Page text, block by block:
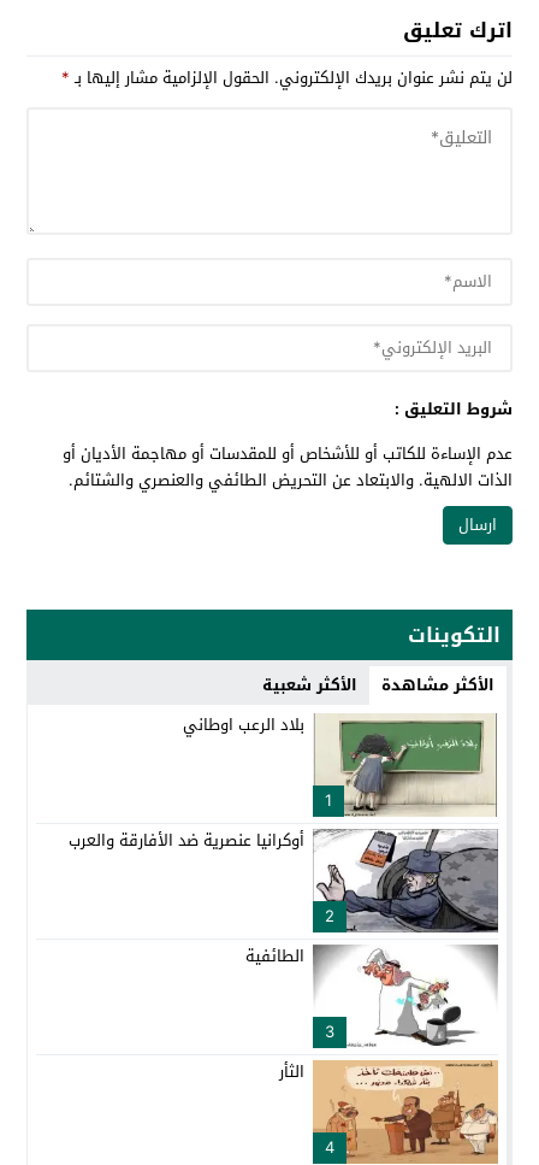
اترك تعليق
لن يتم نشر عنوان بريدك الإلكتروني. الحقول الإلزامية مشار إليها بـ*
شروط التعليق :
عدم الإساءة للكاتب أو للأشخاص أو للمقدسات أو مهاجمة الأديان أو
الذات الالهية. والابتعاد عن التحريض الطائفي والعنصري والشتائم.
التكوينات
الأكثر مشاهدة الأكثر شعبية
1
بلاد الرعب اوطاني
2
أوكرانيا عنصرية ضد الأفارقة والعرب
3
الطائفية
4
الثأر